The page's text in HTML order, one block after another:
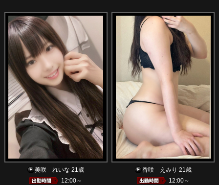
美咲 れいな 21歳
12:00～
香咲 えみり 21歳
12:00～